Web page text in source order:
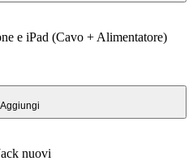
e iPad (Cavo + Alimentatore)
Aggiungi
nuovi